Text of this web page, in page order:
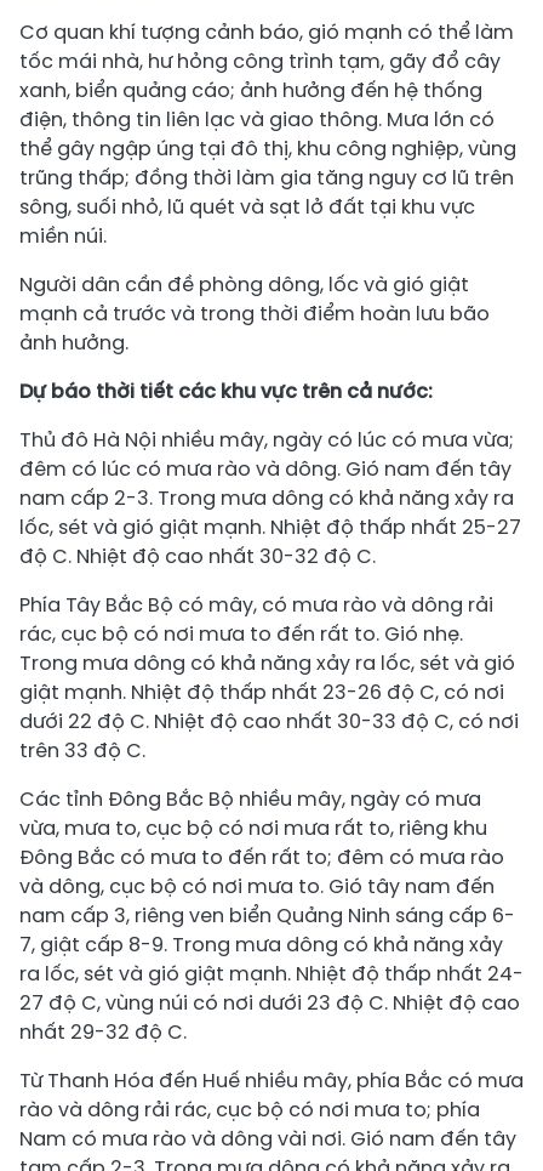
Cơ quan khí tượng cảnh báo, gió mạnh có thể làm
tốc mái nhà, hư hỏng công trình tạm, gãy đổ cây
xanh, biển quảng cáo; ảnh hưởng đến hệ thống
điện, thông tin liên lạc và giao thông. Mưa lớn có
thể gây ngập úng tại đô thị, khu công nghiệp, vùng
trũng thấp; đồng thời làm gia tăng nguy cơ lũ trên
sông, suối nhỏ, lũ quét và sạt lở đất tại khu vực
miền núi.
Người dân cần đề phòng dông, lốc và gió giật
mạnh cả trước và trong thời điểm hoàn lưu bão
ảnh hưởng.
Dự báo thời tiết các khu vực trên cả nước:
Thủ đô Hà Nội nhiều mây, ngày có lúc có mưa vừa;
đêm có lúc có mưa rào và dông. Gió nam đến tây
nam cấp 2-3. Trong mưa dông có khả năng xảy ra
lốc, sét và gió giật mạnh. Nhiệt độ thấp nhất 25-27
độ C. Nhiệt độ cao nhất 30-32 độ C.
Phía Tây Bắc Bộ có mây, có mưa rào và dông rải
rác, cục bộ có nơi mưa to đến rất to. Gió nhẹ.
Trong mưa dông có khả năng xảy ra lốc, sét và gió
giật mạnh. Nhiệt độ thấp nhất 23-26 độ C, có nơi
dưới 22 độ C. Nhiệt độ cao nhất 30-33 độ C, có nơi
trên 33 độ C.
Các tỉnh Đông Bắc Bộ nhiều mây, ngày có mưa
vừa, mưa to, cục bộ có nơi mưa rất to, riêng khu
Đông Bắc có mưa to đến rất to; đêm có mưa rào
và dông, cục bộ có nơi mưa to. Gió tây nam đến
nam cấp 3, riêng ven biển Quảng Ninh sáng cấp 6-
7, giật cấp 8-9. Trong mưa dông có khả năng xảy
ra lốc, sét và gió giật mạnh. Nhiệt độ thấp nhất 24-
27 độ C, vùng núi có nơi dưới 23 độ C. Nhiệt độ cao
nhất 29-32 độ C.
Từ Thanh Hóa đến Huế nhiều mây, phía Bắc có mưa
rào và dông rải rác, cục bộ có nơi mưa to; phía
Nam có mưa rào và dông vài nơi. Gió nam đến tây